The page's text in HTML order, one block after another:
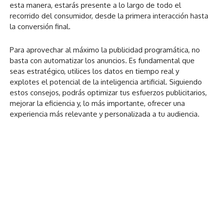
esta manera, estarás presente a lo largo de todo el
recorrido del consumidor, desde la primera interacción hasta
la conversión final.
Para aprovechar al máximo la publicidad programática, no
basta con automatizar los anuncios. Es fundamental que
seas estratégico, utilices los datos en tiempo real y
explotes el potencial de la inteligencia artificial. Siguiendo
estos consejos, podrás optimizar tus esfuerzos publicitarios,
mejorar la eficiencia y, lo más importante, ofrecer una
experiencia más relevante y personalizada a tu audiencia.